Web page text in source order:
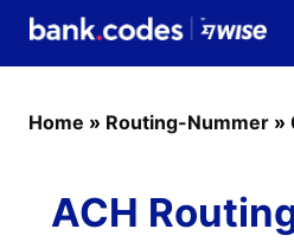
Home » Routing-Nummer »
ACH